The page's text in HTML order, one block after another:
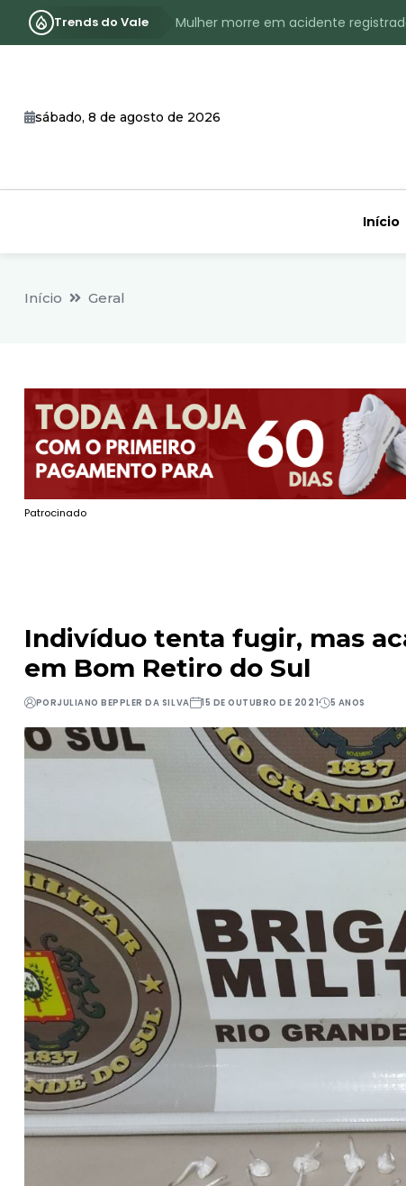
Trends do Vale
Mulher morre em acidente
Identificado o jovem assassinado
sábado, 8 de agosto de 2026
Início
Início Geral
Patrocinado
Indivíduo tenta fugir, mas
em Bom Retiro do Sul
PORJULIANO BEPPLER DA SILVA 15 DE OUTUBRO DE 2021 5 ANOS